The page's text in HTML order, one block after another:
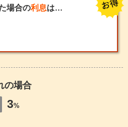
場合の利息は…
の場合
3%